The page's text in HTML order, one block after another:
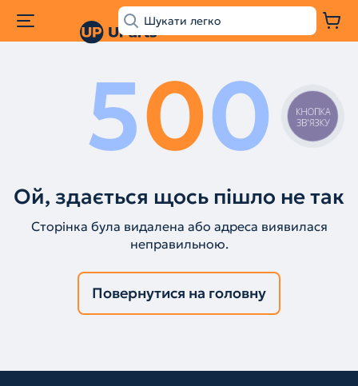
500
Ой, здається щось пішло не так
Сторінка була видалена або адреса виявилася
неправильною.
Повернутися на головну
КНОПКА
ЗВ'ЯЗКУ